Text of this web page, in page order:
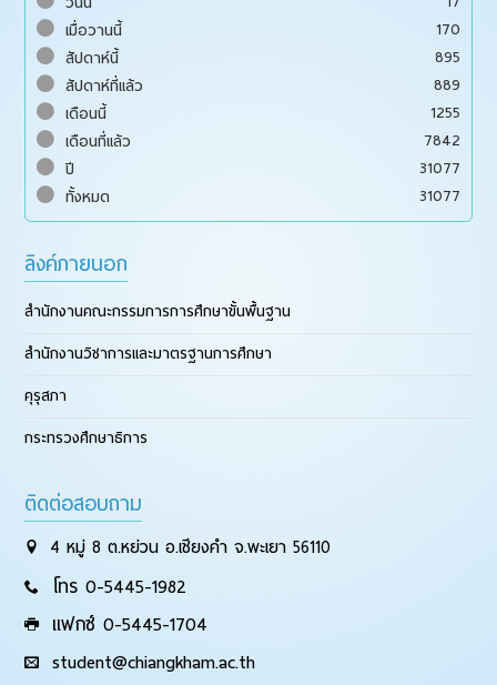
เมื่อวานนี้
170
สัปดาห์นี้
895
สัปดาห์ที่แล้ว
889
เดือนนี้
1255
เดือนที่แล้ว
7842
ปี
31077
ทั้งหมด
31077
ลิงค์ภายนอก
สำนักงานคณะกรรมการการศึกษาขั้นพื้นฐาน
สำนักงานวิชาการและมาตรฐานการศึกษา
คุรุสภา
กระทรวงศึกษาธิการ
ติดต่อสอบถาม
4 หมู่ 8 ต.หย่วน อ.เชียงคำ จ.พะเยา 56110
โทร 0-5445-1982
แฟกซ์ 0-5445-1704
student@chiangkham.ac.th